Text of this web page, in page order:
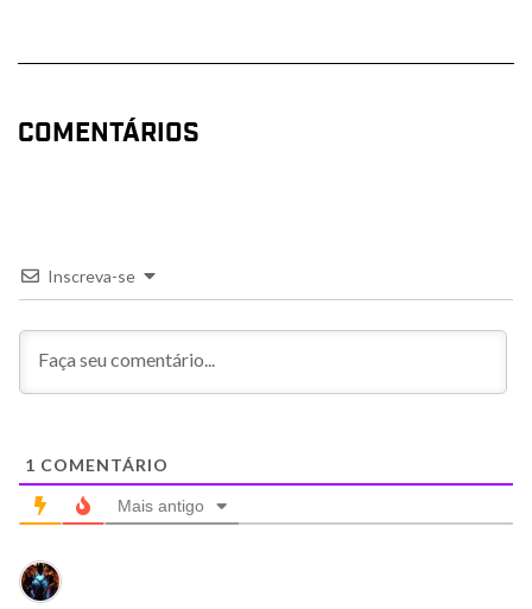
COMENTÁRIOS
Inscreva-se
1 COMENTÁRIO
Mais antigo